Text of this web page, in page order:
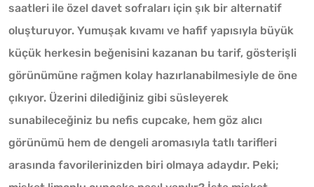
saatleri ile özel davet sofraları için şık bir alternatif
oluşturuyor. Yumuşak kıvamı ve hafif yapısıyla büyük
küçük herkesin beğenisini kazanan bu tarif, gösterişli
görünümüne rağmen kolay hazırlanabilmesiyle de öne
çıkıyor. Üzerini dilediğiniz gibi süsleyerek
sunabileceğiniz bu nefis cupcake, hem göz alıcı
görünümü hem de dengeli aromasıyla tatlı tarifleri
arasında favorilerinizden biri olmaya adaydır. Peki;